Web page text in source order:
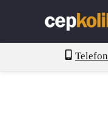
Telefon